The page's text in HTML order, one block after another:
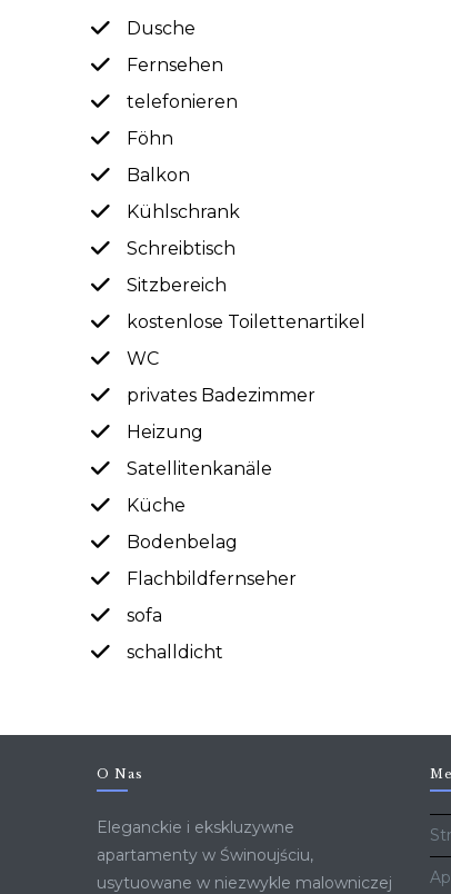
Dusche
Fernsehen
telefonieren
Föhn
Balkon
Kühlschrank
Schreibtisch
Sitzbereich
kostenlose Toilettenartikel
WC
privates Badezimmer
Heizung
Satellitenkanäle
Küche
Bodenbelag
Flachbildfernseher
sofa
schalldicht
O Nas
Eleganckie i ekskluzywne
apartamenty w Świnoujściu,
usytuowane w niezwykle malowniczej